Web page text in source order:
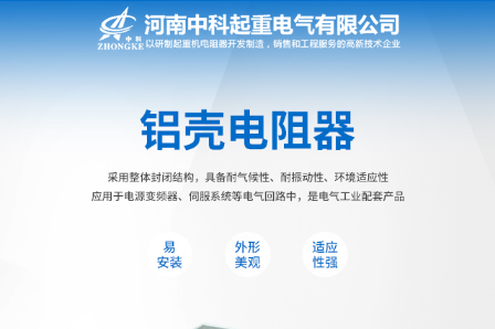
网站首页
电阻柜
电抗器
电控柜